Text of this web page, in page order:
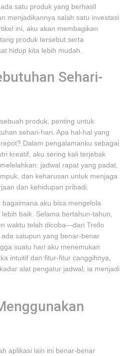
satu produk yang berhasil
menjadikannya salah satu investasi
ini, aku akan membagikan
produk tersebut serta
hidup kita lebih mudah.
Sehari-
produk, penting untuk
sehari-hari. Apa hal-hal yang
Dalam pengalamanku sebagai
kreatif, aku sering kali terjebak
jadwal rapat yang padat,
dan keharusan untuk menjaga
dan kehidupan pribadi.
aku bisa mengelola
baik. Selama bertahun-tahun,
waktu telah dicoba—dari Trello
satupun yang benar-benar
suatu hari aku menemukan
intuitif dan fitur-fitur canggihnya,
alat pengatur jadwal; ia menjadi
aplikasi lain ini benar-benar